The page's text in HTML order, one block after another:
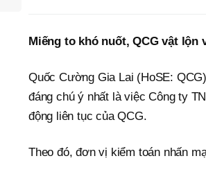
Miếng to khó nuốt, QCG vật lộn
Quốc Cường Gia Lai (HoSE:
đáng chú ý nhất là việc Công ty
động liên tục của QCG.
Theo đó, đơn vị kiểm toán nhấn